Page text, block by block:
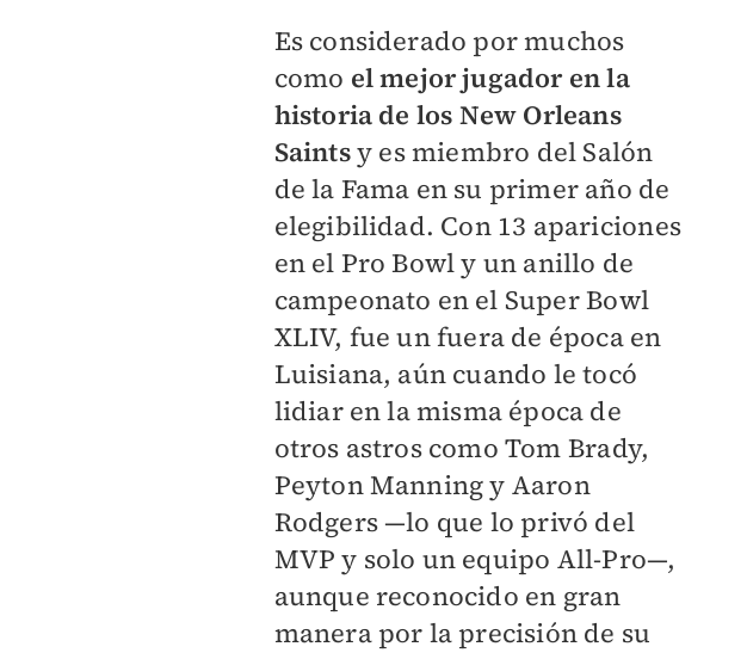
Es considerado por muchos
como el mejor jugador en la
historia de los New Orleans
Saintsy es miembro del Salón
de la Fama en su primer año de
elegibilidad. Con 13 apariciones
en el Pro Bowl y un anillo de
campeonato en el Super Bowl
XLIV, fue un fuera de época en
Luisiana, aún cuando le tocó
lidiar en la misma época de
otros astros como Tom Brady,
Peyton Manning y Aaron
Rodgers —lo que lo privó del
MVP y solo un equipo All-Pro—,
aunque reconocido en gran
manera por la precisión de su